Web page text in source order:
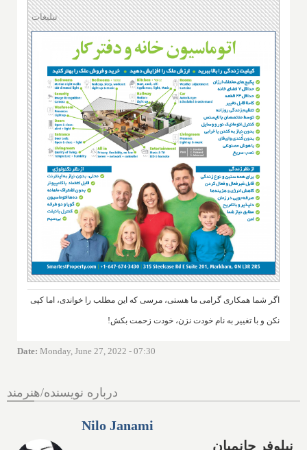
تبلیغات
اگر شما همکاری گرامی ما هستی، مرسی که این مطلب را خواندی، اما کپی
نکن و با تغییر به نام خودت نزن، خودت زحمت بکش!
Date: Monday, June 27, 2022 - 07:30
درباره نویسنده/هنرمند
Nilo Janami
نیلوفر جانمیان